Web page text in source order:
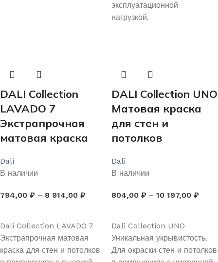
эксплуатационной
нагрузкой.
DALI Collection
LAVADO 7
Экстрапрочная
матовая краска
Dali
В наличии
794,00 ₽ – 8 914,00 ₽
Dali Collection LAVADO 7
Экстрапрочная матовая
краска для стен и потолков
DALI Collection UNO
Матовая краска
для стен и
потолков
Dali
В наличии
804,00 ₽ – 10 197,00 ₽
Dali Collection UNO
Уникальная укрывистость.
Для окраски стен и потолков